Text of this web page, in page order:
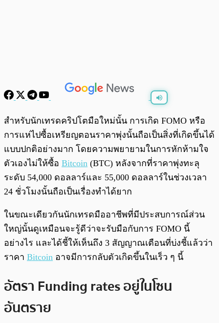
พร้อมเล่น 0:00
สำหรับนักเทรดคริปโตมือใหม่นั้น การเกิด FOMO หรือ
การแห่ไปซื้อเหรียญตอนราคาพุ่งนั้นถือเป็นสิ่งที่เกิดขึ้นได้
แบบปกติอย่างมาก โดยความพยายามในการหักห้ามใจ
ตัวเองไม่ให้ซื้อ Bitcoin (BTC) หลังจากที่ราคาพุ่งทะลุ
ระดับ 54,000 ดอลลาร์และ 55,000 ดอลลาร์ในช่วงเวลา
24 ชั่วโมงนั้นถือเป็นเรื่องทำได้ยาก
ในขณะเดียวกันนักเทรดมืออาชีพที่มีประสบการณ์ส่วน
ใหญ่นั้นดูเหมือนจะรู้ดีว่าจะรับมือกับการ FOMO นี้
อย่างไร และได้ชี้ให้เห็นถึง 3 สัญญาณเตือนที่บ่งชี้แล้วว่า
ราคา Bitcoin อาจมีการกลับตัวเกิดขึ้นในเร็ว ๆ นี้
อัตรา Funding rates อยู่ในโซน
อันตราย